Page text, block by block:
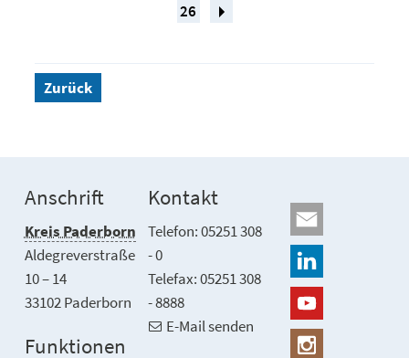
26
Zurück
Anschrift
Kreis Paderborn
Aldegreverstraße
10 – 14
33102 Paderborn
Kontakt
Telefon: 05251 308
- 0
Telefax: 05251 308
- 8888
E-Mail senden
Funktionen